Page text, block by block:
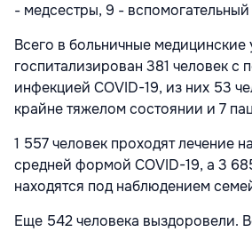
- медсестры, 9 -
Всего в больничные медицинские
госпитализирован 381 человек с
инфекцией COVID-19, из них 53
крайне тяжелом состоянии и 7
1 557 человек проходят лечение
средней формой COVID-19, а 3
находятся под наблюдением
Еще 542 человека выздоровели.